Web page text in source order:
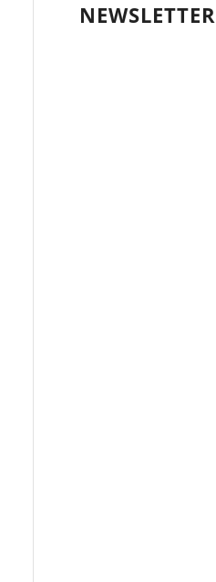
NEWSLETTER